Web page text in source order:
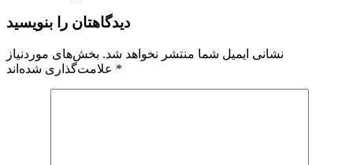
دیدگاهتان را بنویسید
نشانی ایمیل شما منتشر نخواهد شد. بخش‌های موردنیاز
*